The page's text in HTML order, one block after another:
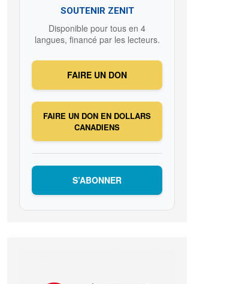
SOUTENIR ZENIT
Disponible pour tous en 4
langues, financé par les lecteurs.
FAIRE UN DON
FAIRE UN DON EN DOLLARS
CANADIENS
S’ABONNER